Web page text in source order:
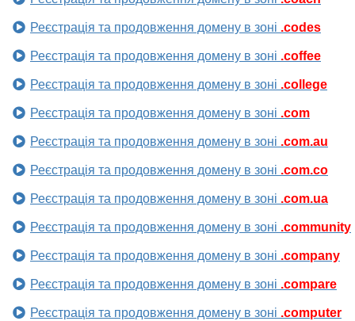
Реєстрація та продовження домену в зоні .codes
Реєстрація та продовження домену в зоні .coffee
Реєстрація та продовження домену в зоні .college
Реєстрація та продовження домену в зоні .com
Реєстрація та продовження домену в зоні .com.au
Реєстрація та продовження домену в зоні .com.co
Реєстрація та продовження домену в зоні .com.ua
Реєстрація та продовження домену в зоні .community
Реєстрація та продовження домену в зоні .company
Реєстрація та продовження домену в зоні .compare
Реєстрація та продовження домену в зоні .computer